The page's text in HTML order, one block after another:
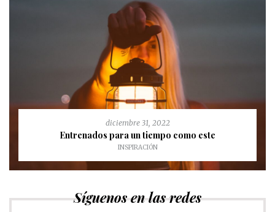
diciembre 31, 2022
Entrenados para un tiempo como este
INSPIRACIÓN
Síguenos en las redes